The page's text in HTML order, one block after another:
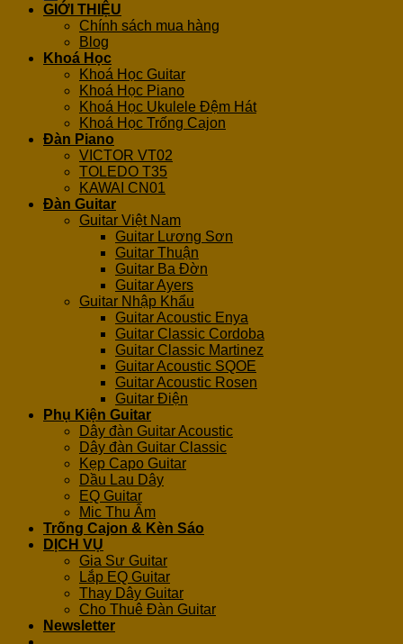
GIỚI THIỆU
Chính sách mua hàng
Blog
Khoá Học
Khoá Học Guitar
Khoá Học Piano
Khoá Học Ukulele Đệm Hát
Khoá Học Trống Cajon
Đàn Piano
VICTOR VT02
TOLEDO T35
KAWAI CN01
Đàn Guitar
Guitar Việt Nam
Guitar Lương Sơn
Guitar Thuận
Guitar Ba Đờn
Guitar Ayers
Guitar Nhập Khẩu
Guitar Acoustic Enya
Guitar Classic Cordoba
Guitar Classic Martinez
Guitar Acoustic SQOE
Guitar Acoustic Rosen
Guitar Điện
Phụ Kiện Guitar
Dây đàn Guitar Acoustic
Dây đàn Guitar Classic
Kẹp Capo Guitar
Dầu Lau Dây
EQ Guitar
Mic Thu Âm
Trống Cajon & Kèn Sáo
DỊCH VỤ
Gia Sư Guitar
Lắp EQ Guitar
Thay Dây Guitar
Cho Thuê Đàn Guitar
Newsletter